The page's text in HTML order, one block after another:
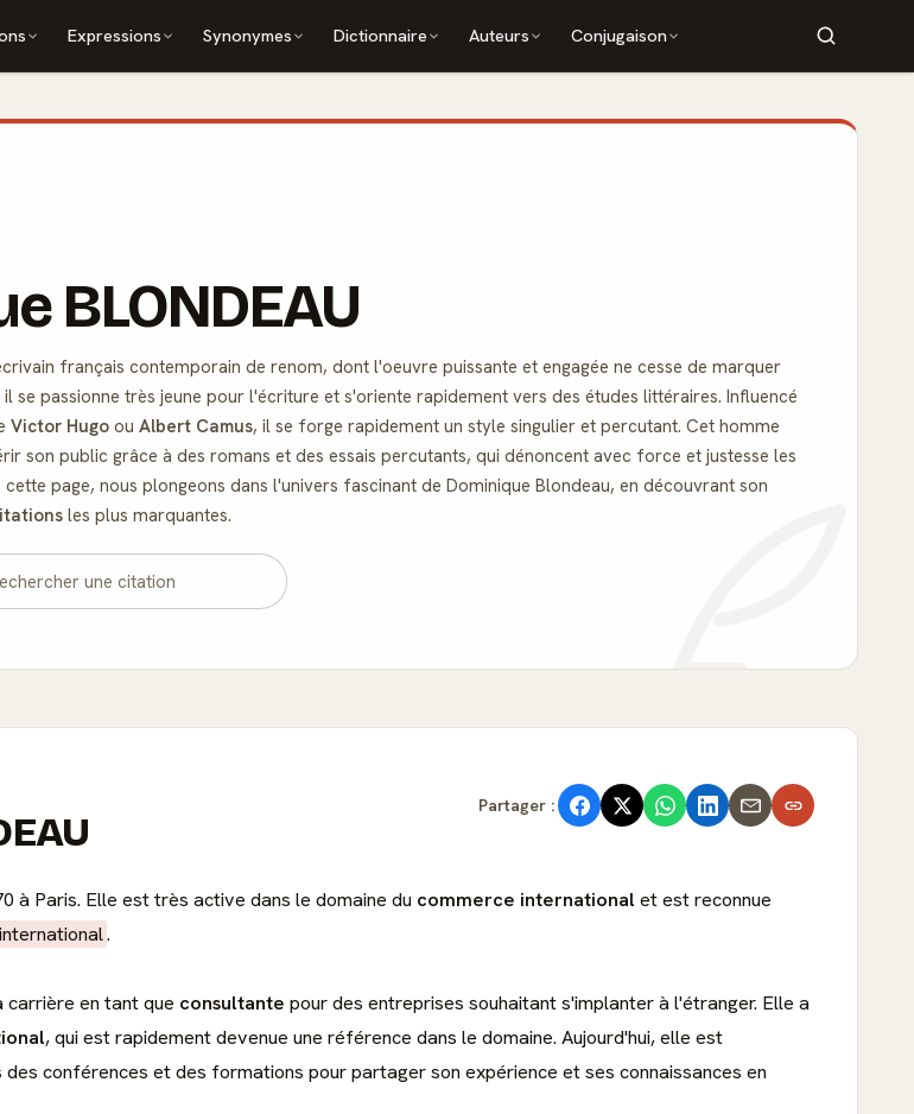
Expressions Synonymes Dictionnaire Auteurs Conjugaison
BLONDEAU
français contemporain de renom, dont l'oeuvre puissante et engagée ne cesse de marquer
il se passionne très jeune pour l'écriture et s'oriente rapidement vers des études littéraires. Influencé
Victor Hugoou Albert Camus, il se forge rapidement un style singulier et percutant. Cet homme
son public grâce à des romans et des essais percutants, qui dénoncent avec force et justesse les
page, nous plongeons dans l'univers fascinant de Dominique Blondeau, en découvrant son
les plus marquantes.
Partager :
à Paris. Elle est très active dans le domaine du commerce international et est reconnue
.
carrière en tant que consultante pour des entreprises souhaitant s'implanter à l'étranger. Elle a
, qui est rapidement devenue une référence dans le domaine. Aujourd'hui, elle est
conférences et des formations pour partager son expérience et ses connaissances en